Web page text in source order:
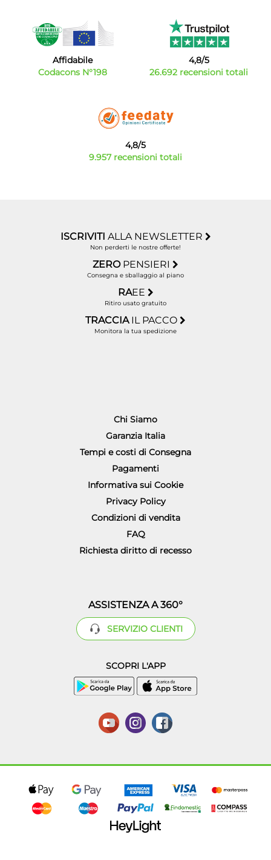
Affidabile
Codacons N°198
4,8/5
26.692 recensioni totali
4,8/5
9.957 recensioni totali
ISCRIVITI ALLA NEWSLETTER
Non perderti le nostre offerte!
ZERO PENSIERI
Consegna e sballaggio al piano
RAEE
Ritiro usato gratuito
TRACCIA IL PACCO
Monitora la tua spedizione
Chi Siamo
Garanzia Italia
Tempi e costi di Consegna
Pagamenti
Informativa sui Cookie
Privacy Policy
Condizioni di vendita
FAQ
Richiesta diritto di recesso
ASSISTENZA A 360°
SERVIZIO CLIENTI
SCOPRI L'APP